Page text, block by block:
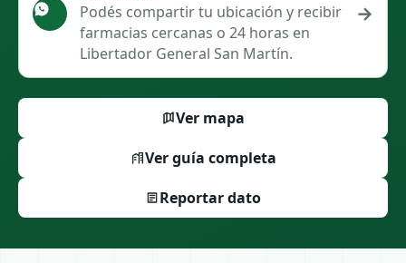
Podés compartir tu ubicación y recibir
farmacias cercanas o 24 horas en
Libertador General San Martín.
→
Ver mapa
Ver guía completa
Reportar dato